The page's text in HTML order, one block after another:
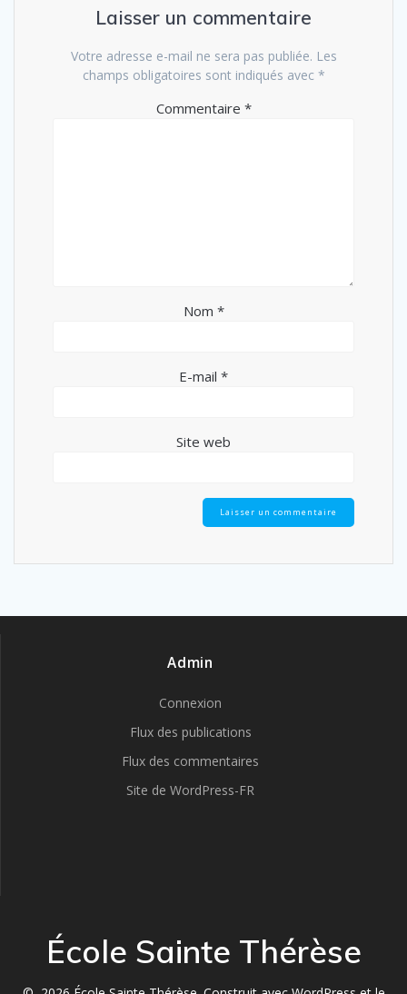
Laisser un commentaire
Votre adresse e-mail ne sera pas publiée. Les
champs obligatoires sont indiqués avec *
Commentaire *
Nom *
E-mail *
Site web
Admin
Connexion
Flux des publications
Flux des commentaires
Site de WordPress-FR
École Sainte Thérèse